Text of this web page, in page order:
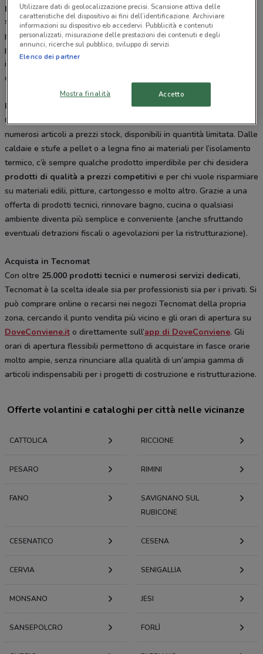
prodotti tecnici:pavimenti (laminati, gres porcellanato),
sanitari, vernici, piastrelle, porte, articoli di falegnameria, utensili
professionali (trapani, avvitatori, smerigliatrici) e tutto ciò che serve
per qualsiasi progetto o ristrutturazione. Grazie a prezzi da
ingrosso e a una disponibilità immediata dei prodotti, Tecnomat si
conferma il
Prezzi stock in quantità limitata
Ogni mese, sfogliando il
numerosi articoli a prezzi stock, disponibili in quantità limitata. Dalle
caldaie e stufe a pellet o a legna fino ai materiali per l’isolamento
termico, c’è sempre qualche prodotto imperdibile per chi desidera
prodotti di qualità a prezzi competitivi e per chi vuole risparmiare
su materiali edili, pitture, cartongesso e molto altro. Grazie a una
offerta di prodotti tecnici, rinnovare bagno, cucina o qualsiasi
ambiente diventa più semplice e conveniente (anche sfruttando
eventuali detrazioni fiscali o agevolazioni per la ristrutturazione).
Acquista in Tecnomat
Con oltre 25.000 prodotti tecnici e numerosi servizi dedicati,
Tecnomat è la scelta ideale sia per professionisti sia per i privati. Si
può comprare online o recarsi nei negozi Tecnomat della propria
zona, cercando il punto vendita più vicino e gli orari di apertura su
DoveConviene.it o direttamente sull’app di DoveConviene. Gli
orari di apertura flessibili permettono di acquistare in fasce orarie
molto ampie, senza rinunciare alla qualità di un’ampia gamma di
articoli indispensabili per i progetti di costruzione e ristrutturazione.
Offerte volantini e cataloghi per città nelle vicinanze
CATTOLICA RICCIONE
PESARO RIMINI
FANO
SAVIGNANO SUL
RUBICONE
CESENATICO CESENA
CERVIA SENIGALLIA
MONSANO JESI
SANSEPOLCRO FORLÌ
Utilizzare dati di geolocalizzazione precisi. Scansione attiva delle
caratteristiche del dispositivo ai fini dell’identificazione. Archiviare
informazioni su dispositivo e/o accedervi. Pubblicità e contenuti
personalizzati, misurazione delle prestazioni dei contenuti e degli
annunci, ricerche sul pubblico, sviluppo di servizi.
Elenco dei partner
Mostra finalità Accetto